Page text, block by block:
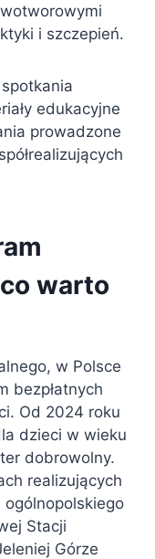
i szczepień.
edukacyjne
prowadzone
warto
w Polsce
bezpłatnych
Od 2024 roku
dzieci w wieku
dobrowolny.
realizujących
Stacji
Górze